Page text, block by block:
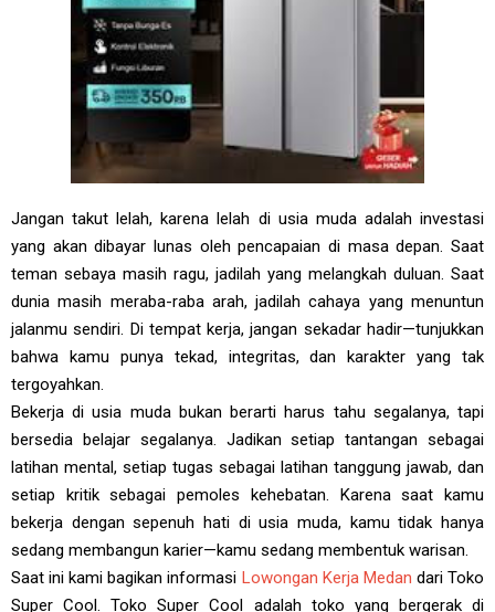
Jangan takut lelah, karena lelah di usia muda adalah investasi
yang akan dibayar lunas oleh pencapaian di masa depan. Saat
teman sebaya masih ragu, jadilah yang melangkah duluan. Saat
dunia masih meraba-raba arah, jadilah cahaya yang menuntun
jalanmu sendiri. Di tempat kerja, jangan sekadar hadir—tunjukkan
bahwa kamu punya tekad, integritas, dan karakter yang tak
tergoyahkan.
Bekerja di usia muda bukan berarti harus tahu segalanya, tapi
bersedia belajar segalanya. Jadikan setiap tantangan sebagai
latihan mental, setiap tugas sebagai latihan tanggung jawab, dan
setiap kritik sebagai pemoles kehebatan. Karena saat kamu
bekerja dengan sepenuh hati di usia muda, kamu tidak hanya
sedang membangun karier—kamu sedang membentuk warisan.
Saat ini kami bagikan informasi Lowongan Kerja Medan dari Toko
Super Cool. Toko Super Cool adalah toko yang bergerak di